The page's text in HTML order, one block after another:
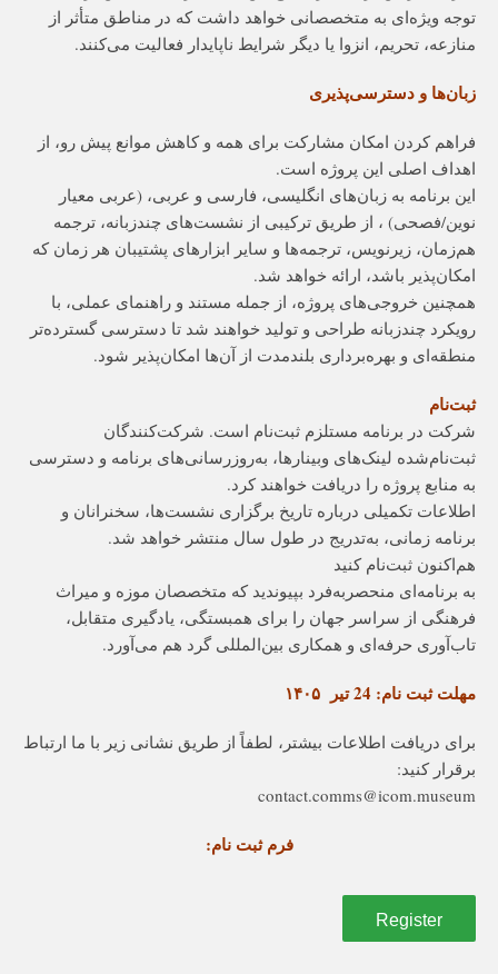
توجه ویژه‌ای به متخصصانی خواهد داشت که در مناطق متأثر از
منازعه، تحریم، انزوا یا دیگر شرایط ناپایدار فعالیت می‌کنند.
زبان‌ها و دسترسی‌پذیری
فراهم کردن امکان مشارکت برای همه و کاهش موانع پیش رو، از
اهداف اصلی این پروژه است.
این برنامه به زبان‌های انگلیسی، فارسی و عربی، (عربی معیار
نوین/فصحی) ، از طریق ترکیبی از نشست‌های چندزبانه، ترجمه
هم‌زمان، زیرنویس، ترجمه‌ها و سایر ابزارهای پشتیبان هر زمان که
امکان‌پذیر باشد، ارائه خواهد شد.
همچنین خروجی‌های پروژه، از جمله مستند و راهنمای عملی، با
رویکرد چندزبانه طراحی و تولید خواهند شد تا دسترسی گسترده‌تر
منطقه‌ای و بهره‌برداری بلندمدت از آن‌ها امکان‌پذیر شود.
ثبت‌نام
شرکت در برنامه مستلزم ثبت‌نام است. شرکت‌کنندگان
ثبت‌نام‌شده لینک‌های وبینارها، به‌روزرسانی‌های برنامه و دسترسی
به منابع پروژه را دریافت خواهند کرد.
اطلاعات تکمیلی درباره تاریخ برگزاری نشست‌ها، سخنرانان و
برنامه زمانی، به‌تدریج در طول سال منتشر خواهد شد.
هم‌اکنون ثبت‌نام کنید
به برنامه‌ای منحصربه‌فرد بپیوندید که متخصصان موزه و میراث
فرهنگی از سراسر جهان را برای همبستگی، یادگیری متقابل،
تاب‌آوری حرفه‌ای و همکاری بین‌المللی گرد هم می‌آورد.
مهلت ثبت نام: 24تیر ۱۴۰۵
برای دریافت اطلاعات بیشتر، لطفاً از طریق نشانی زیر با ما ارتباط
برقرار کنید:
contact.comms@icom.museum
فرم ثبت نام:
Register